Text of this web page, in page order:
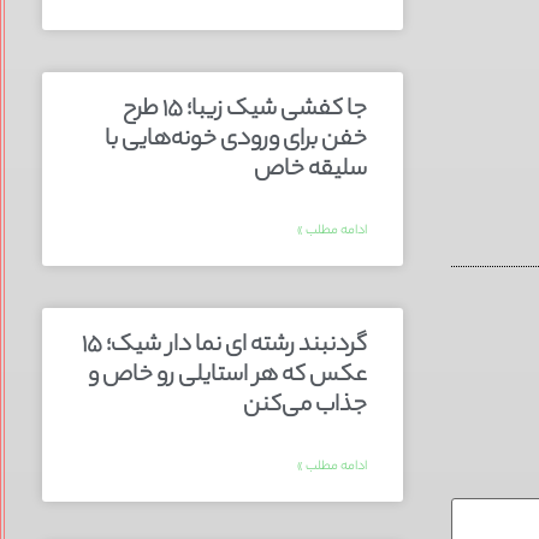
جا کفشی شیک زیبا؛ ۱۵ طرح
خفن برای ورودی خونه‌هایی با
سلیقه خاص
ادامه مطلب »
گردنبند رشته ای نما دار شیک؛ ۱۵
عکس که هر استایلی رو خاص و
جذاب می‌کنن
ادامه مطلب »